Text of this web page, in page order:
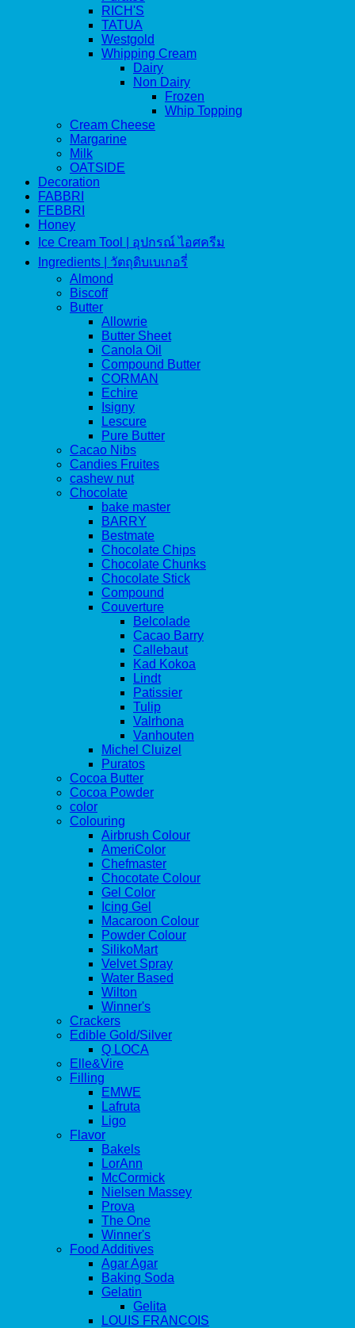
RICH'S
TATUA
Westgold
Whipping Cream
Dairy
Non Dairy
Frozen
Whip Topping
Cream Cheese
Margarine
Milk
OATSIDE
Decoration
FABBRI
FEBBRI
Honey
Ice Cream Tool | อุปกรณ์ ไอศครีม
Ingredients | วัตถุดิบเบเกอรี่
Almond
Biscoff
Butter
Allowrie
Butter Sheet
Canola Oil
Compound Butter
CORMAN
Echire
Isigny
Lescure
Pure Butter
Cacao Nibs
Candies Fruites
cashew nut
Chocolate
bake master
BARRY
Bestmate
Chocolate Chips
Chocolate Chunks
Chocolate Stick
Compound
Couverture
Belcolade
Cacao Barry
Callebaut
Kad Kokoa
Lindt
Patissier
Tulip
Valrhona
Vanhouten
Michel Cluizel
Puratos
Cocoa Butter
Cocoa Powder
color
Colouring
Airbrush Colour
AmeriColor
Chefmaster
Chocotate Colour
Gel Color
Icing Gel
Macaroon Colour
Powder Colour
SilikoMart
Velvet Spray
Water Based
Wilton
Winner's
Crackers
Edible Gold/Silver
Q LOCA
Elle&Vire
Filling
EMWE
Lafruta
Ligo
Flavor
Bakels
LorAnn
McCormick
Nielsen Massey
Prova
The One
Winner's
Food Additives
Agar Agar
Baking Soda
Gelatin
Gelita
LOUIS FRANCOIS